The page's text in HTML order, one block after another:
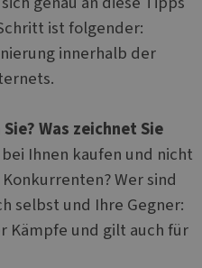
ist folgender:
innerhalb der
Was zeichnet Sie
Ihnen kaufen und nicht
Wer sind
selbst und Ihre Gegner:
Kämpfe und gilt auch für